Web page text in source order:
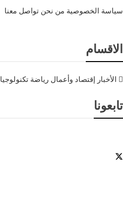
سياسة الخصوصية من نحن تواصل معنا
الاقسام
الأخبار إقتصاد وأعمال رياضة تكنولوجيا
تابعونا